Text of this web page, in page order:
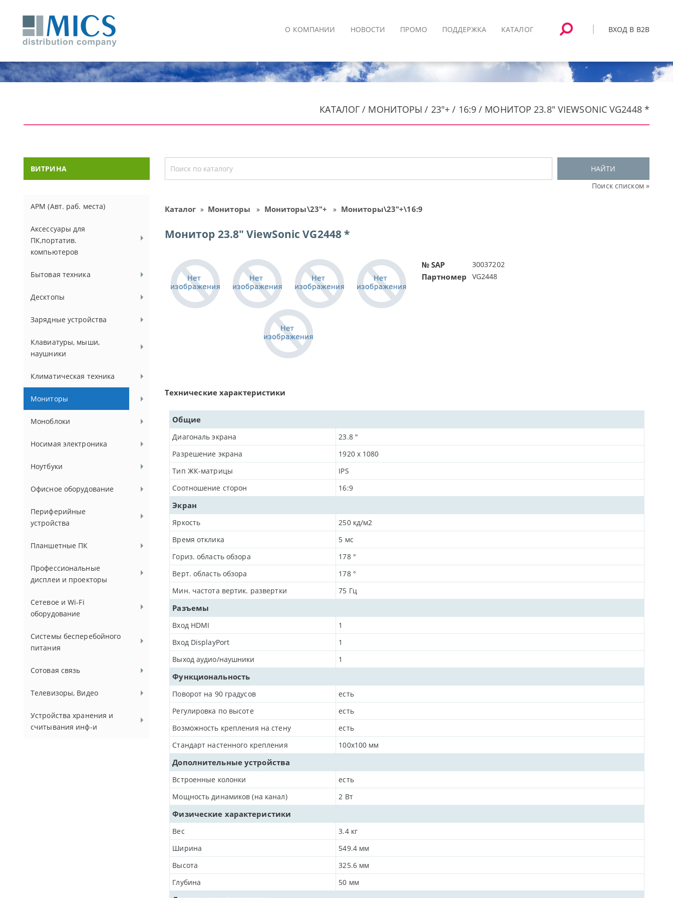
ВХОД В B2B
О КОМПАНИИ НОВОСТИ ПРОМО ПОДДЕРЖКА КАТАЛОГ
КАТАЛОГ / МОНИТОРЫ / 23"+ / 16:9 / МОНИТОР 23.8" VIEWSONIC VG2448 *
ВИТРИНА
АРМ (Авт. раб. места)
Аксессуары для
ПК,портатив.
компьютеров
Бытовая техника
Десктопы
Зарядные устройства
Клавиатуры, мыши,
наушники
Климатическая техника
Мониторы
Моноблоки
Носимая электроника
Ноутбуки
Офисное оборудование
Периферийные
устройства
Планшетные ПК
Профессиональные
дисплеи и проекторы
Сетевое и Wi-Fi
оборудование
Системы бесперебойного
питания
Сотовая связь
Телевизоры, Видео
Устройства хранения и
считывания инф-и
НАЙТИ
Поиск списком »
Каталог » Мониторы » Мониторы\23"+ » Мониторы\23"+\16:9
Монитор 23.8" ViewSonic VG2448 *
№ SAP 30037202
Партномер VG2448
Технические характеристики
Общие
Диагональ экрана 23.8 "
Разрешение экрана
1920 x 1080
Тип ЖК-матрицы
IPS
Соотношение сторон
16:9
Экран
Яркость 250 кд/м2
Время отклика
5 мс
Гориз. область обзора
178 °
Верт. область обзора
178 °
Мин. частота вертик. развертки
75 Гц
Разъемы
Вход HDMI
1
Вход DisplayPort
1
Выход аудио/наушники
1
Функциональность
Поворот на 90 градусов
есть
Регулировка по высоте
есть
Возможность крепления на стену
есть
Стандарт настенного крепления
100x100 мм
Дополнительные устройства
Встроенные колонки
есть
Мощность динамиков (на канал)
2 Вт
Физические характеристики
Вес 3.4 кг
Ширина
549.4 мм
Высота
325.6 мм
Глубина
50 мм